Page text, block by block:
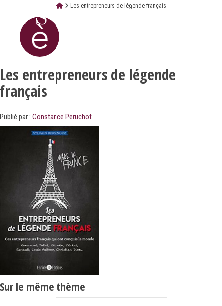
Les entrepreneurs de légende français
Les entrepreneurs de légende
français
Publié par : Constance Peruchot
Sur le même thème